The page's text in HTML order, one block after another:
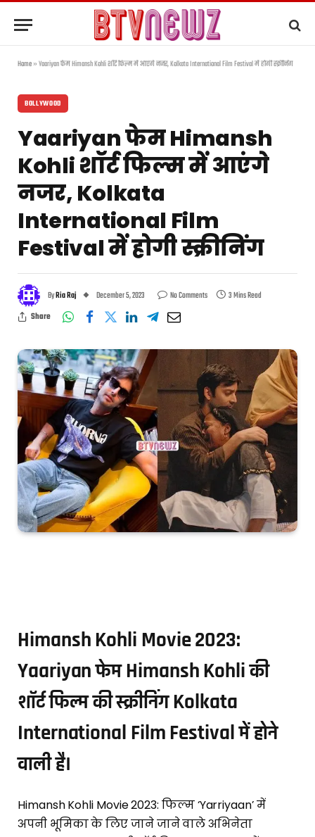
Home»Yaariyan फेम Himansh Kohli शॉर्ट फिल्म में आएंगे नजर, Kolkata International Film Festival में होगी स्क्रीनिंग
BOLLYWOOD
Yaariyan फेम Himansh
Kohli शॉर्ट फिल्म में आएंगे
नजर, Kolkata
International Film
Festival में होगी स्क्रीनिंग
ByRia Raj December 5, 2023 No Comments
3 Mins Read
Share
Himansh Kohli Movie 2023:
Yaariyan फेम Himansh Kohli की
शॉर्ट फिल्म की स्क्रीनिंग Kolkata
International Film Festival में होने
वाली है।
Himansh Kohli Movie 2023: फिल्म ‘Yarriyaan’ में
अपनी भूमिका के लिए जाने जाने वाले अभिनेता